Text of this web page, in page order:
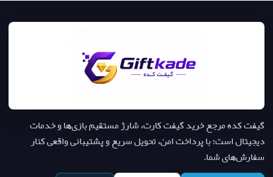
گیفت کده مرجع خرید گیفت کارت، شارژ مستقیم بازی‌ها و خدمات
دیجیتال است؛ با پرداخت امن، تحویل سریع و پشتیبانی واقعی کنار
سفارش‌های شما.